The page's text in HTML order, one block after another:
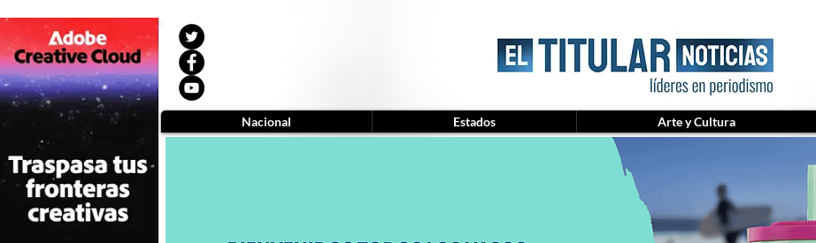
Nacional Estados Arte y Cultura